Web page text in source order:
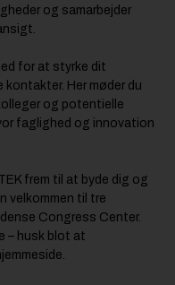
og samarbejder
for at styrke dit
Her møder du
og potentielle
faglighed og innovation
frem til at byde dig og
velkommen til tre
Congress Center.
– husk blot at